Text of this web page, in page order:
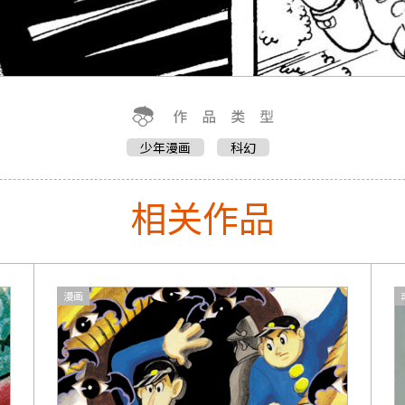
少年漫画 科幻
相关作品
漫画